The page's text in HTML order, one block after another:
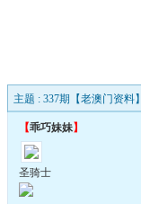
主题 : 337期【老澳门资
【乖巧妹妹】
圣骑士